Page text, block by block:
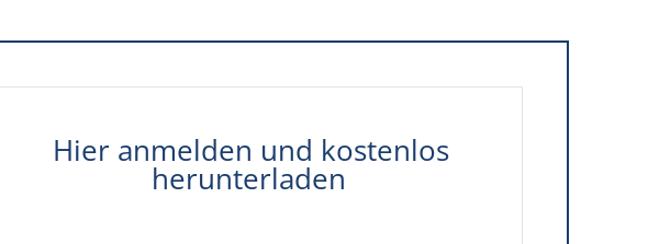
Hier anmelden und kostenlos
herunterladen